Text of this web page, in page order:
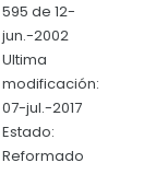
595 de 12-
jun.-2002
Ultima
modificación:
07-jul.-2017
Estado:
Reformado